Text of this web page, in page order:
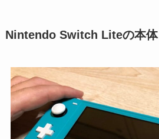
Nintendo Switch Liteの本体